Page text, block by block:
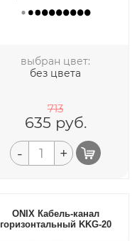
выбран цвет:
без цвета
713
635 руб.
- +
ONIX Кабель-канал
горизонтальный KKG-20